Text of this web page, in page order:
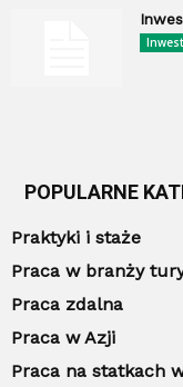
POPULARNE
Praktyki i staże
Praca w branży
Praca zdalna
Praca w Azji
Praca na statkach